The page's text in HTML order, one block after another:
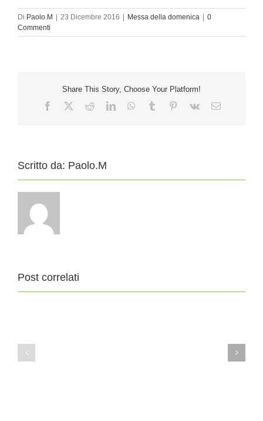
Di Paolo.M 23 Dicembre 2016 Messa della domenica
0
Commenti
Share This Story, Choose Your Platform!
Facebook RedditLinkedInWhatsApp
Tumblr Pinterest
Vk Email
Scritto da: Paolo.M
Post correlati